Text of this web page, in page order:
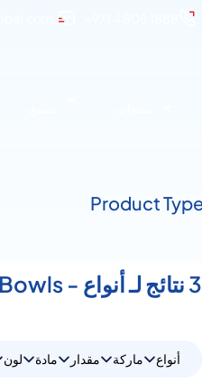
3 نتائج لـ أنواع - Ice Cream Bowls
أنواع ماركة مقدار مادة لون